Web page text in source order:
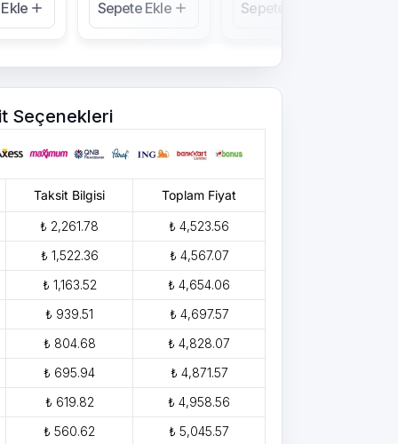
Sepete Ekle Sepete Ekle
Seçenekleri
Taksit Bilgisi Toplam Fiyat
₺ 2,261.78
₺ 4,523.56
₺ 1,522.36
₺ 4,567.07
₺ 1,163.52
₺ 4,654.06
₺ 939.51
₺ 4,697.57
₺ 804.68
₺ 4,828.07
₺ 695.94
₺ 4,871.57
₺ 619.82
₺ 4,958.56
₺ 560.62
₺ 5,045.57